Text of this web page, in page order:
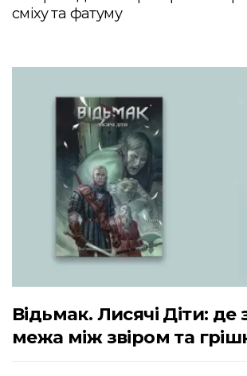
сміху та фатуму
Відьмак. Лисячі Діти: де
межа між звіром та